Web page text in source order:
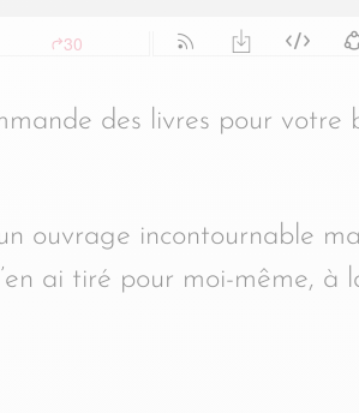
des livres pour votre
ouvrage incontournable
ai tiré pour moi-même, à